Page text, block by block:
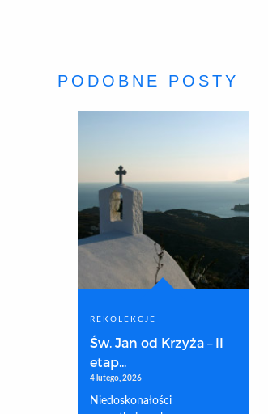
PODOBNE POSTY
REKOLEKCJE
Św. Jan od Krzyża – II
etap...
4 lutego, 2026
Niedoskonałości